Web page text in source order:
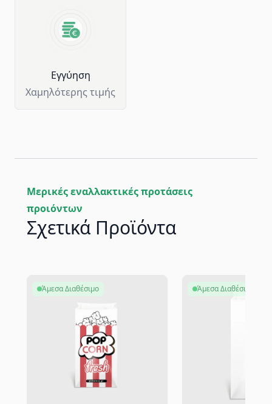
Eγγύηση
Χαμηλότερης τιμής
Μερικές εναλλακτικές προτάσεις
προιόντων
Σχετικά Προϊόντα
Άμεσα Διαθέσιμο Άμεσα Διαθέσιμο